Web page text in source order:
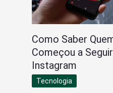
Como Saber
Começou a
Instagram
Tecnologia